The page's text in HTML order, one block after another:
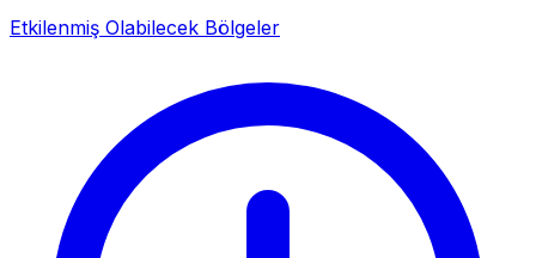
Etkilenmiş Olabilecek Bölgeler